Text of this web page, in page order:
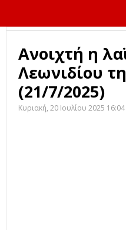
Ανοιχτή η
Λεωνιδίου
(21/7/2025)
Κυριακή, 20 Ιουλίου 2025 16:04